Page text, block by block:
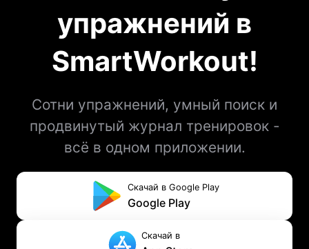
упражнений в
SmartWorkout!
Сотни упражнений, умный поиск и
продвинутый журнал тренировок -
всё в одном приложении.
Скачай в Google Play
Google Play
Скачай в